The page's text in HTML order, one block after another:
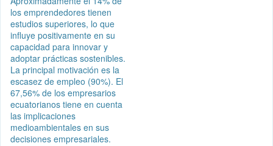
los emprendedores tienen
estudios superiores, lo que
influye positivamente en su
capacidad para innovar y
adoptar prácticas sostenibles.
La principal motivación es la
escasez de empleo (90%). El
67,56% de los empresarios
ecuatorianos tiene en cuenta
las implicaciones
medioambientales en sus
decisiones empresariales.